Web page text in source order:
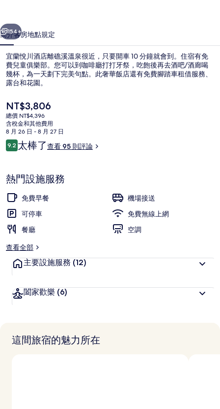
相
片
集
個 下一個
154+
簡介客房地點規定
宜蘭悅川酒店離礁溪溫泉很近，只要開車 10 分鐘就會到。住宿有免
費兒童俱樂部。您可以到咖啡廳打打牙祭，吃飽後再去酒吧/酒廊喝
幾杯，為一天劃下完美句點。此奢華飯店還有免費腳踏車租借服務、
露台和花園。
目
前
的
價
格
是
NT$3,806
總價 NT$4,396
含稅金和其他費用
8 月 26 日 - 8 月 27 日
評
論
9.29.2 分，滿分 10 分，
太棒了查看 95 則評論
熱門設施服務
免費早餐
機場接送
可停車
免費無線上網
餐廳
空調
查看全部
主要設施服務 (12)
闔家歡樂 (6)
這間旅宿的魅力所在